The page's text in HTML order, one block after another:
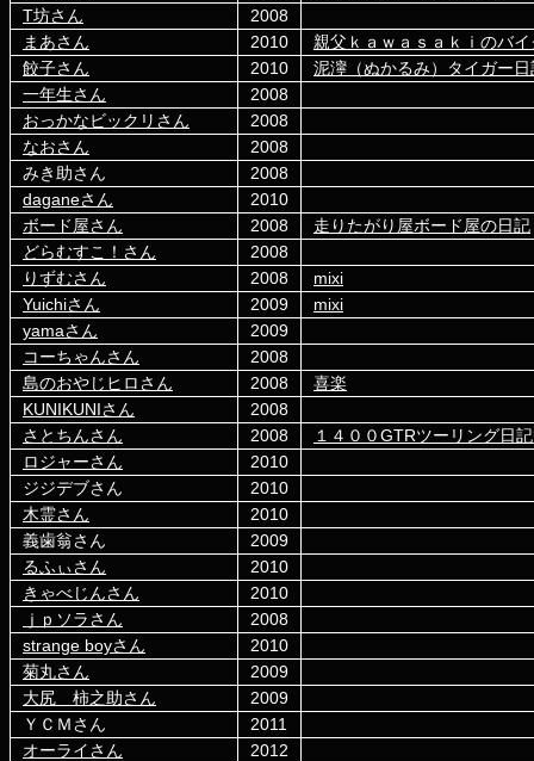
T坊さん
2008
まあさん
2010
親父ｋａｗａｓａｋｉのバ
餃子さん
2010
泥濘（ぬかるみ）タイガー日
一年生さん
2008
おっかなビックリさん
2008
なおさん
2008
みき助さん
2008
daganeさん
2010
ボード屋さん
2008
走りたがり屋ボード屋の日記
どらむすこ！さん
2008
りずむさん
2008
mixi
Yuichiさん
2009
mixi
yamaさん
2009
コーちゃんさん
2008
島のおやじヒロさん
2008
喜楽
KUNIKUNIさん
2008
さとちんさん
2008
１４００GTRツーリング日
ロジャーさん
2010
ジジデブさん
2010
木霊さん
2010
義歯翁さん
2009
るふぃさん
2010
きゃべじんさん
2010
ｊｐソラさん
2008
strange boyさん
2010
菊丸さん
2009
大尻 柿之助さん
2009
ＹＣＭさん
2011
オーライさん
2012